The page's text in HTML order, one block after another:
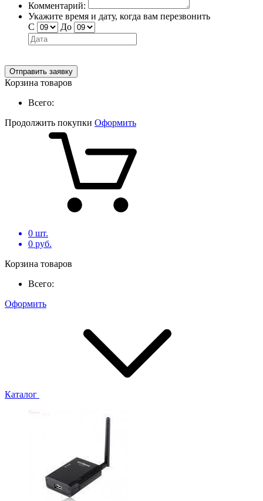
Комментарий:
Укажите время и дату, когда вам перезвонить
С
До
Отправить заявку
Корзина товаров
Всего:
Продолжить покупки Оформить
0 шт.
0 руб.
Корзина товаров
Всего:
Оформить
Каталог